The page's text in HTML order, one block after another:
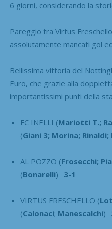
6 giorni, considerando la
Pareggio tra Virtus
assolutamente mancati gol
Bellissima vittoria del
Euro, che grazie alla
importantissimi punti della
FC INELLI (Mariotti T.;
(Giani 3; Morina; Rinaldi;
AL POZZO (Frosecchi;
(Bonarelli)_ 3-1
VIRTUS FRESCHELLO (
(Calonaci; Manescalchi)